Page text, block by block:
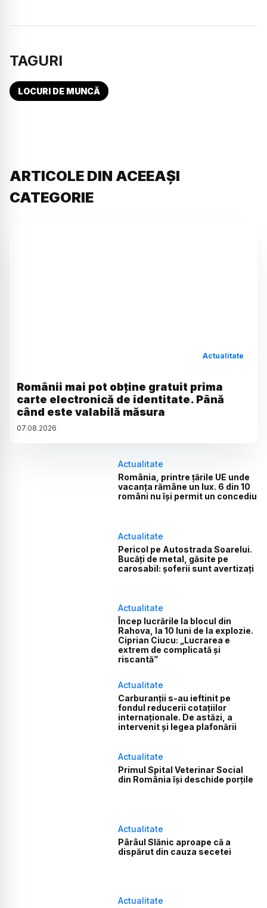
TAGURI
LOCURI DE MUNCĂ
ARTICOLE DIN ACEEAȘI
CATEGORIE
Actualitate
Românii mai pot obține gratuit prima
carte electronică de identitate. Până
când este valabilă măsura
07.08.2026
Actualitate
România, printre țările UE unde
vacanța rămâne un lux. 6 din 10
români nu își permit un concediu
Actualitate
Pericol pe Autostrada Soarelui.
Bucăți de metal, găsite pe
carosabil: șoferii sunt avertizați
Actualitate
Încep lucrările la blocul din
Rahova, la 10 luni de la explozie.
Ciprian Ciucu: „Lucrarea e
extrem de complicată și
riscantă”
Actualitate
Carburanții s-au ieftinit pe
fondul reducerii cotațiilor
internaționale. De astăzi, a
intervenit și legea plafonării
Actualitate
Primul Spital Veterinar Social
din România își deschide porțile
Actualitate
Pârâul Slănic aproape că a
dispărut din cauza secetei
Actualitate